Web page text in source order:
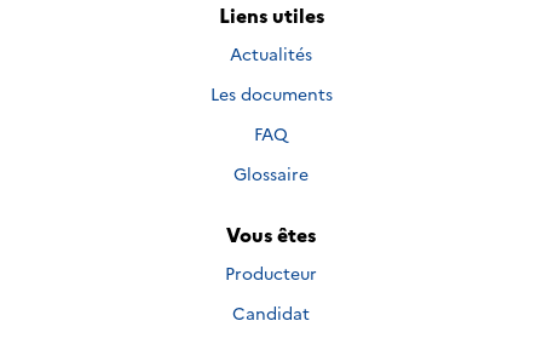
Liens utiles
Actualités
Les documents
FAQ
Glossaire
Vous êtes
Producteur
Candidat